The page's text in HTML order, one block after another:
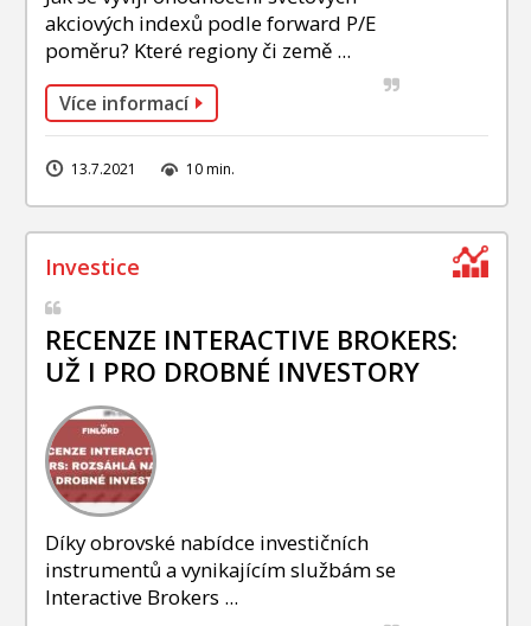
akciových indexů podle forward P/E
poměru? Které regiony či země ...
Více informací
13.7.2021 10 min.
RECENZE INTERACTIVE BROKERS:
UŽ I PRO DROBNÉ INVESTORY
Díky obrovské nabídce investičních
instrumentů a vynikajícím službám se
Interactive Brokers ...